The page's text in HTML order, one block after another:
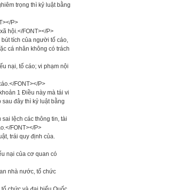
trọng thì kỷ luật bằng
P>
hội.</FONT></P>
tích của người tố cáo,
cá nhân không có trách
nại, tố cáo; vi phạm nội
FONT></P>
1 Điều này mà tái vi
đây thì kỷ luật bằng
lệch các thông tin, tài
FONT></P>
trái quy định của.
nại của cơ quan có
nhà nước, tổ chức